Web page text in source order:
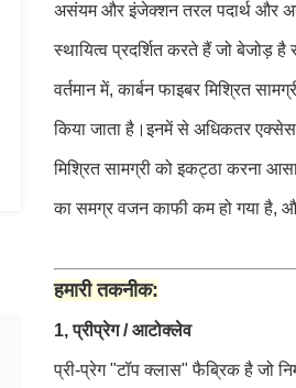
असंयम और इंजेक्शन तरल पदार्थ और अन्य
स्थायित्व प्रदर्शित करते हैं जो बेजोड़ है
वर्तमान में, कार्बन फाइबर मिश्रित
किया जाता है।इनमें से अधिकतर
मिश्रित सामग्री को इकट्ठा करना
का समग्र वजन काफी कम हो गया है,
हमारी तकनीक:
1, प्रीप्रेग / आटोक्लेव
प्री-प्रेग "टॉप क्लास" फैब्रिक है जो